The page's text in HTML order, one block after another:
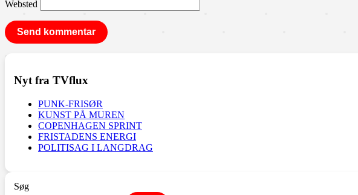
Websted
Nyt fra TVflux
PUNK-FRISØR
KUNST PÅ MUREN
COPENHAGEN SPRINT
FRISTADENS ENERGI
POLITISAG I LANGDRAG
Søg